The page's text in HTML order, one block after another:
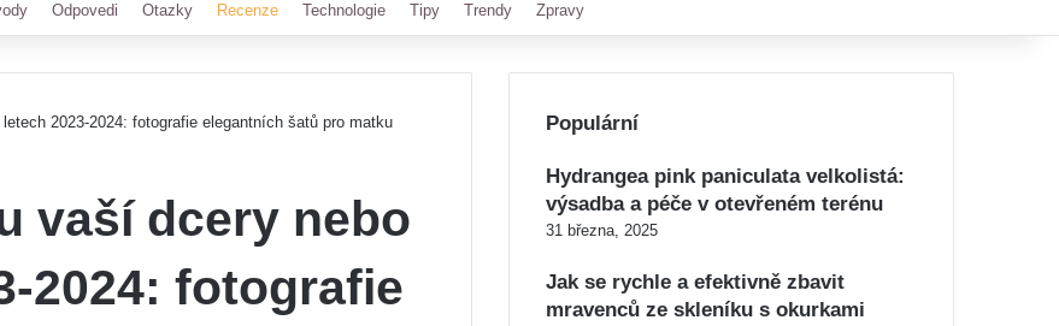
Odpovedi Otazky Recenze Technologie Tipy Trendy Zpravy
2023-2024: fotografie elegantních šatů pro matku
vaší dcery nebo
2024: fotografie
Populární
Hydrangea pink paniculata velkolistá:
výsadba a péče v otevřeném terénu
31 března, 2025
Jak se rychle a efektivně zbavit
mravenců ze skleníku s okurkami